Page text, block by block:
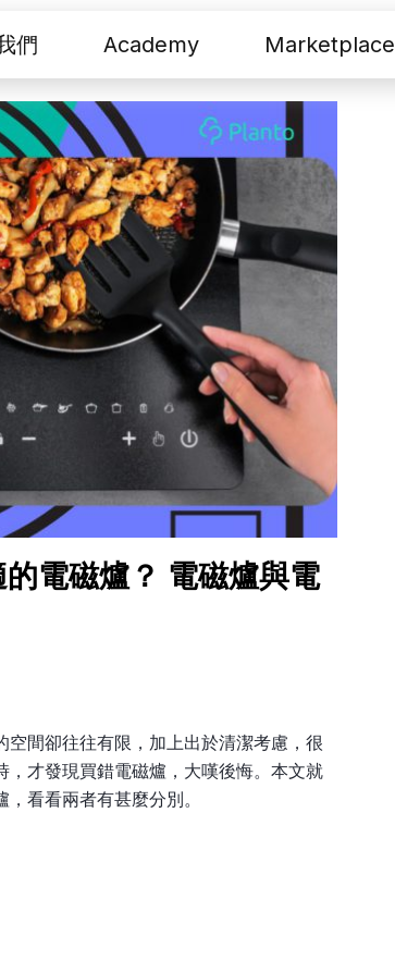
們 Academy Marketplace
電磁爐？ 電磁爐與電
間卻往往有限，加上出於清潔考慮，很
才發現買錯電磁爐，大嘆後悔。本文就
看看兩者有甚麼分別。